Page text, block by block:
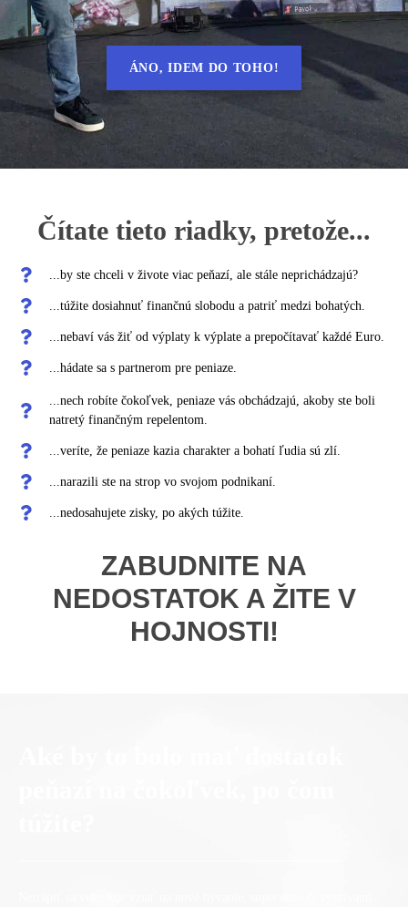
ÁNO, IDEM DO TOHO!
Čítate tieto riadky, pretože...
...by ste chceli v živote viac peňazí, ale stále neprichádzajú?
...túžite dosiahnuť finančnú slobodu a patriť medzi bohatých.
...nebaví vás žiť od výplaty k výplate a prepočítavať každé Euro.
...hádate sa s partnerom pre peniaze.
...nech robíte čokoľvek, peniaze vás obchádzajú, akoby ste boli
natretý finančným repelentom.
...veríte, že peniaze kazia charakter a bohatí ľudia sú zlí.
...narazili ste na strop vo svojom podnikaní.
...nedosahujete zisky, po akých túžite.
ZABUDNITE NA
NEDOSTATOK A ŽITE V
HOJNOSTI!